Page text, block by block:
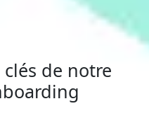
de notre